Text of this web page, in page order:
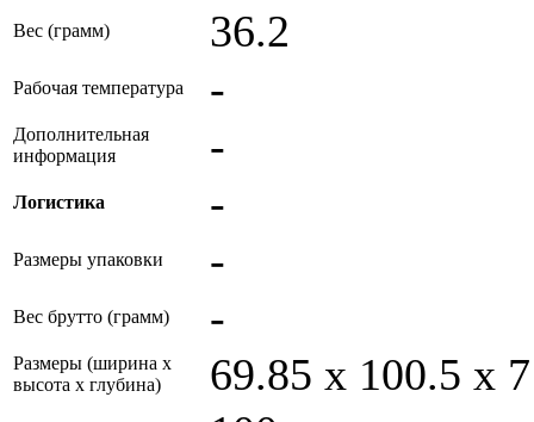
Вес (грамм) 36.2
Рабочая температура -
Дополнительная
информация
-
Логистика -
Размеры упаковки -
Вес брутто (грамм) -
Размеры (ширина x
высота x глубина)
69.85 х 100.5 х